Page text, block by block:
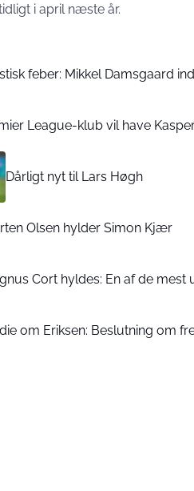
i april næste år.
feber: Mikkel Damsgaard
League-klub vil have
Dårligt nyt til Lars Høgh
Olsen hylder Simon Kjær
Cort hyldes: En af de mest
om Eriksen: Beslutning om